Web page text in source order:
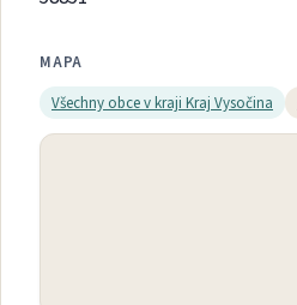
MAPA
Všechny obce v kraji Kraj Vysočina